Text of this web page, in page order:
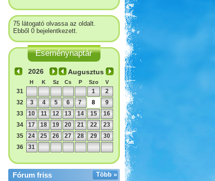
75 látogató olvassa az oldalt.
Ebből 0 bejelentkezett.
Eseménynaptár
Augusztus
H K Sz Cs P Szo V
31 1
2
32
3 4 5 6 7 8
9
33
10 11 12 13 14 15
16
34
17 18 19 20 21 22
23
35
24 25 26 27 28 29
30
36
31
Több »
Fórum friss